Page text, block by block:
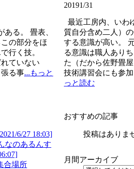
20191/31
最近工房内、いわ
質自分含め二人）
する意識が高い。
る意識は職人あり
た（だから佐野畳
技術講習会にも参
っと読む
る。 畳表、
の部分をほ
で行く技。
ていない
る事...もっと
6/27 18:03]
なのあるんす
合場所
おすすめの記事
投稿はありま
月間アーカイブ